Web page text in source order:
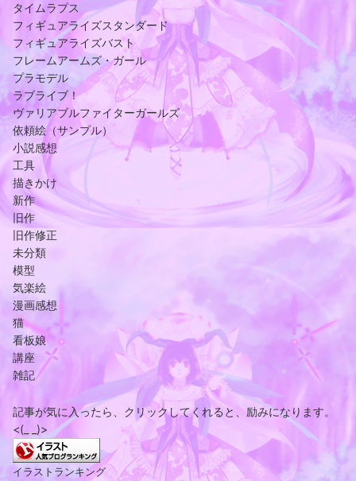
タイムラプス
フィギュアライズスタンダード
フィギュアライズバスト
フレームアームズ・ガール
プラモデル
ラブライブ！
ヴァリアブルファイターガールズ
依頼絵（サンプル）
小説感想
工具
描きかけ
新作
旧作
旧作修正
未分類
模型
気楽絵
漫画感想
猫
看板娘
講座
雑記
記事が気に入ったら、クリックしてくれると、励みになります。
<(_ _)>
イラストランキング